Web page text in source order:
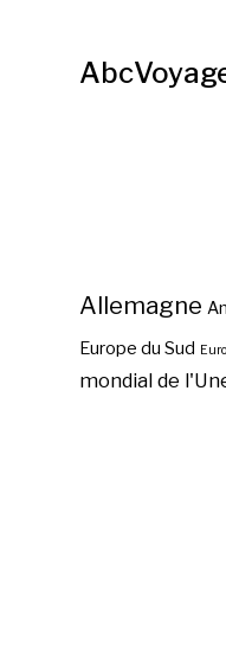
Allemagne
Europe du Sud
mondial de